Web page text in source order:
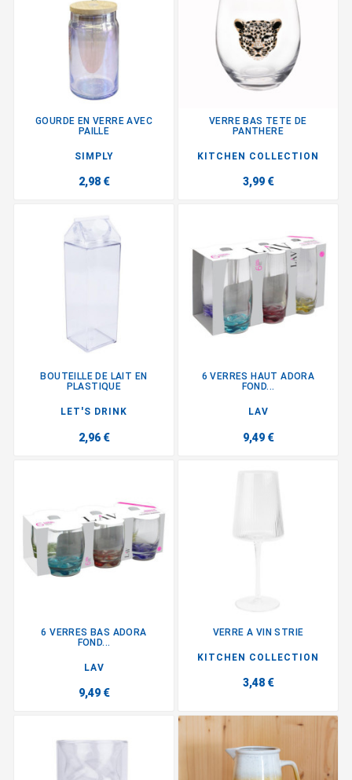
GOURDE EN VERRE AVEC
PAILLE
SIMPLY
2,98 €
VERRE BAS TETE DE
PANTHERE
KITCHEN COLLECTION
3,99 €
BOUTEILLE DE LAIT EN
PLASTIQUE
LET'S DRINK
2,96 €
6 VERRES HAUT ADORA
FOND...
LAV
9,49 €
6 VERRES BAS ADORA
FOND...
LAV
9,49 €
VERRE A VIN STRIE
KITCHEN COLLECTION
3,48 €